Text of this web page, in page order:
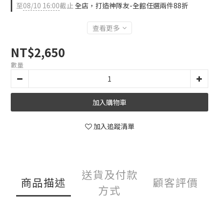
至08/10 16:00截止全店，打造神隊友-全館任選兩件88折
查看更多
NT$2,650
數量
加入購物車
加入追蹤清單
商品描述
送貨及付款
方式
顧客評價